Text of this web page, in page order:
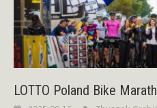
LOTTO Poland Bike